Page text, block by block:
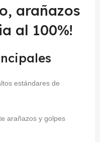
arañazos
al 100%!
estándares de
arañazos y golpes